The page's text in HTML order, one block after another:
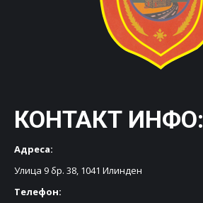
КОНТАКТ ИНФО:
Адреса:
Улица 9 бр. 38, 1041 Илинден
Телефон: